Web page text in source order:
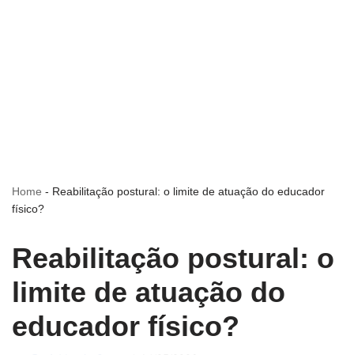
Home - Reabilitação postural: o limite de atuação do educador
físico?
Reabilitação postural: o
limite de atuação do
educador físico?